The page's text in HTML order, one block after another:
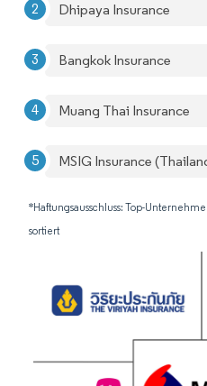
Dhipaya Insurance
Bangkok Insurance
Muang Thai Insurance
MSIG Insurance
*Haftungsausschluss: Top-
sortiert